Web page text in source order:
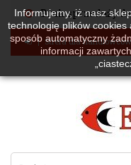
Brak sprzedaży
Strefa dla handlowców
Informujemy, iż nasz
technologię plików
sposób automatyczny
informacji